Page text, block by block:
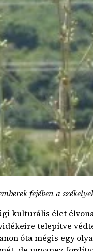
fejében a
kulturális élet
telepítve
óta mégis egy